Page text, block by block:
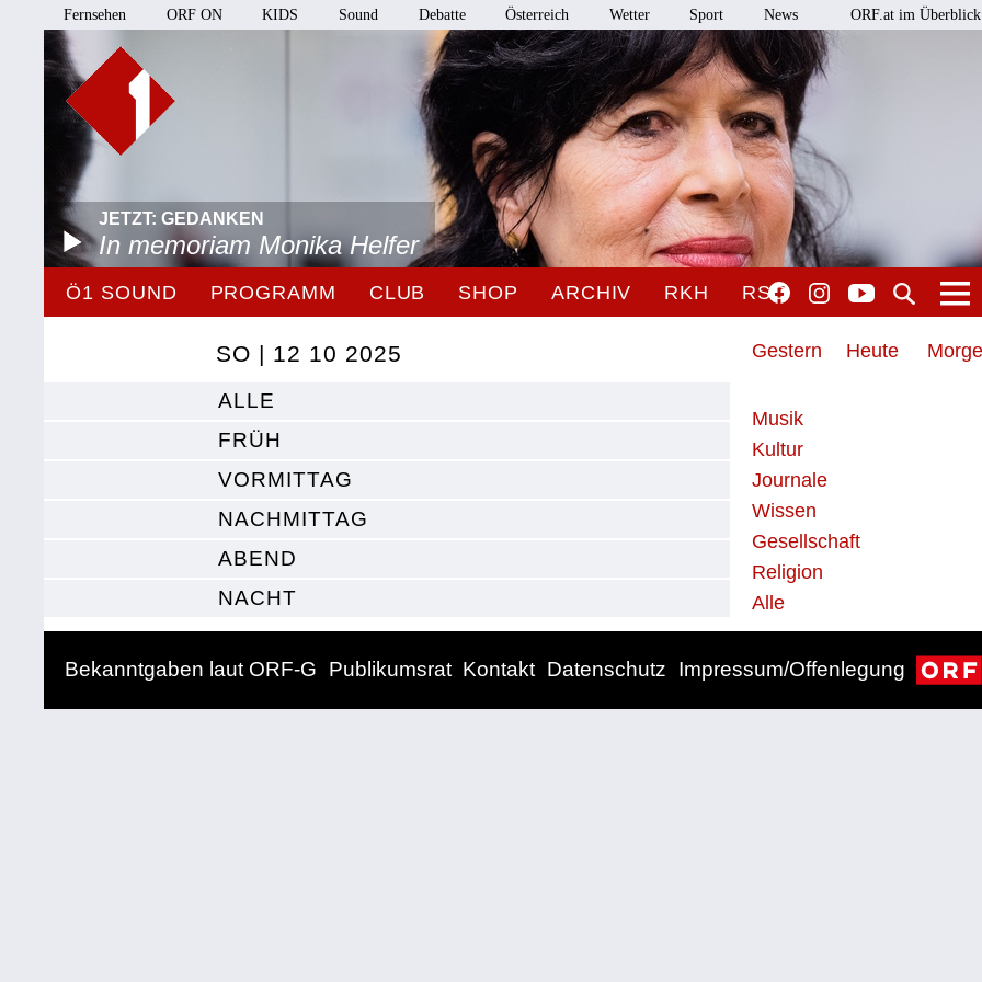
Fernsehen ORF ON KIDS Sound Debatte Österreich Wetter Sport News ORF.at im Überblick
JETZT: GEDANKEN
In memoriam Monika Helfer
Ö1 SOUND PROGRAMM CLUB SHOP ARCHIV RKH RSO
Gestern Heute
Musik
Kultur
Journale
Wissen
Gesellschaft
Religion
Alle
SO | 12 10 2025
ALLE
FRÜH
VORMITTAG
NACHMITTAG
ABEND
NACHT
Bekanntgaben laut ORF-G Publikumsrat Kontakt Datenschutz Impressum/Offenlegung